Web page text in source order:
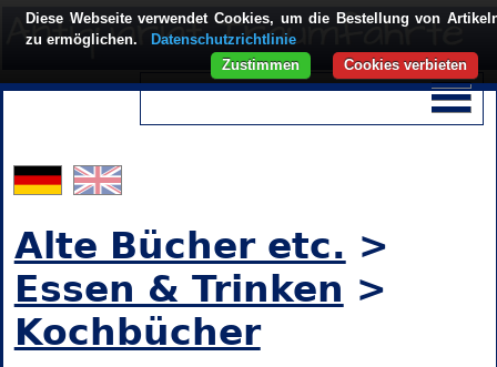
Alte Bücher etc. >
Essen & Trinken >
Kochbücher
Diese Webseite verwendet Cookies, um die Bestellung von
zu ermöglichen.
Datenschutzrichtlinie
Cookies verbieten
Zustimmen